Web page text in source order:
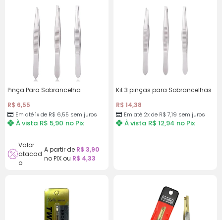
Pinça Para Sobrancelha
R$ 6,55
Em até 1x de R$ 6,55 sem juros
À vista R$ 5,90 no Pix
Valor
atacad
o
A partir de R$ 3,90
no PIX ou R$ 4,33
Kit 3 pinças para Sobrancelhas
R$ 14,38
Em até 2x de R$7,19 sem juros
À vista R$ 12,94 no Pix